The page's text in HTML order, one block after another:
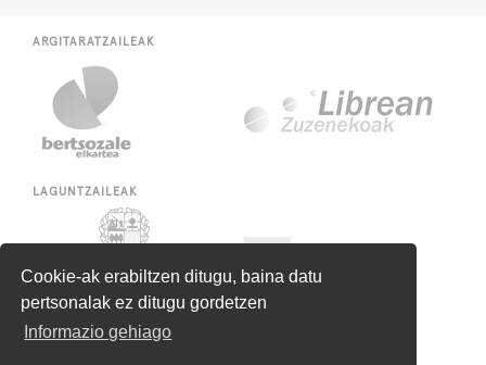
Cookie-ak erabiltzen ditugu, baina datu
pertsonalak ez ditugu gordetzen
Informazio gehiago
ARGITARATZAILEAK
LAGUNTZAILEAK